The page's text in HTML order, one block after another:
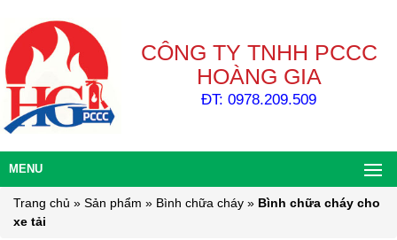
CÔNG TY TNHH PCCC
HOÀNG GIA
ĐT: 0978.209.509
MENU
Trang chủ » Sản phẩm » Bình chữa cháy » Bình chữa cháy cho
xe tải